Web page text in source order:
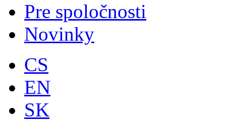
Pre spoločnosti
Novinky
CS
EN
SK